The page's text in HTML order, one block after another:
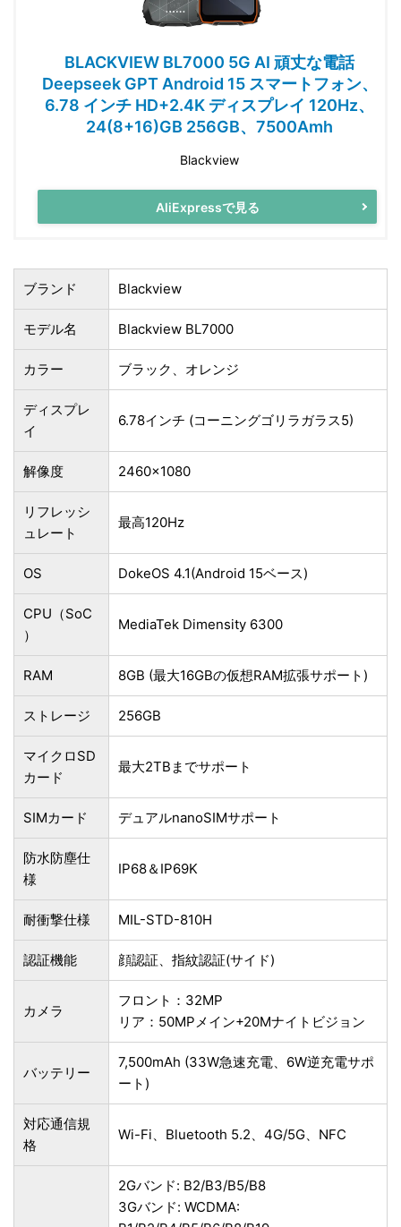
BLACKVIEW BL7000 5G AI 頑丈な電話
Deepseek GPT Android 15 スマートフォン、
6.78 インチ HD+2.4K ディスプレイ 120Hz、
24(8+16)GB 256GB、7500Amh
Blackview
AliExpressで見る
ブランド Blackview
モデル名 Blackview BL7000
カラー ブラック、オレンジ
ディスプレ
イ
6.78インチ (コーニングゴリラガラス5)
解像度 2460×1080
リフレッシ
ュレート
最高120Hz
OS DokeOS 4.1(Android 15ベース)
CPU（SoC
）
MediaTek Dimensity 6300
RAM 8GB (最大16GBの仮想RAM拡張サポート)
ストレージ 256GB
マイクロSD
カード
最大2TBまでサポート
SIMカード デュアルnanoSIMサポート
防水防塵仕
様
IP68＆IP69K
耐衝撃仕様 MIL-STD-810H
認証機能 顔認証、指紋認証(サイド)
カメラ
フロント：32MP
リア：50MPメイン+20Mナイトビジョン
バッテリー
7,500mAh (33W急速充電、6W逆充電サポ
ート)
対応通信規
格
Wi-Fi、Bluetooth 5.2、4G/5G、NFC
2Gバンド: B2/B3/B5/B8
3Gバンド: WCDMA: